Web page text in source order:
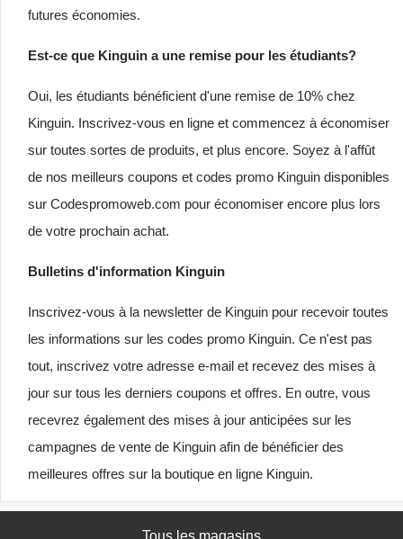
futures économies.
Est-ce que Kinguin a une remise pour les étudiants?
Oui, les étudiants bénéficient d'une remise de 10% chez
Kinguin. Inscrivez-vous en ligne et commencez à économiser
sur toutes sortes de produits, et plus encore. Soyez à l'affût
de nos meilleurs coupons et codes promo Kinguin disponibles
sur Codespromoweb.com pour économiser encore plus lors
de votre prochain achat.
Bulletins d'information Kinguin
Inscrivez-vous à la newsletter de Kinguin pour recevoir toutes
les informations sur les codes promo Kinguin. Ce n'est pas
tout, inscrivez votre adresse e-mail et recevez des mises à
jour sur tous les derniers coupons et offres. En outre, vous
recevrez également des mises à jour anticipées sur les
campagnes de vente de Kinguin afin de bénéficier des
meilleures offres sur la boutique en ligne Kinguin.
Tous les magasins